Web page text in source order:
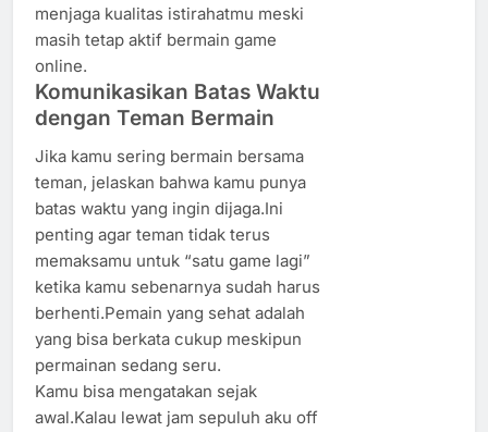
menjaga kualitas istirahatmu meski
masih tetap aktif bermain game
online.
Komunikasikan Batas Waktu
dengan Teman Bermain
Jika kamu sering bermain bersama
teman, jelaskan bahwa kamu punya
batas waktu yang ingin dijaga.Ini
penting agar teman tidak terus
memaksamu untuk “satu game lagi”
ketika kamu sebenarnya sudah harus
berhenti.Pemain yang sehat adalah
yang bisa berkata cukup meskipun
permainan sedang seru.
Kamu bisa mengatakan sejak
awal.Kalau lewat jam sepuluh aku off